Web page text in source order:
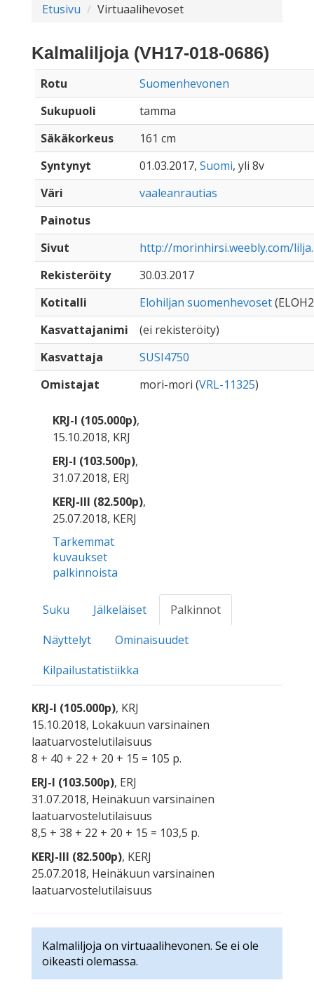
Etusivu Virtuaalihevoset
Kalmaliljoja (VH17-018-0686)
Rotu
Suomenhevonen
Sukupuoli
tamma
Säkäkorkeus
161 cm
Syntynyt
01.03.2017, Suomi, yli 8v
Väri
vaaleanrautias
Painotus
Sivut
http://morinhirsi.weebly.com/
Rekisteröity
30.03.2017
Kotitalli
Elohiljan suomenhevoset
Kasvattajanimi
(ei rekisteröity)
Kasvattaja
SUSI4750
Omistajat
mori-mori (VRL-11325)
KRJ-I (105.000p),
15.10.2018, KRJ
ERJ-I (103.500p),
31.07.2018, ERJ
KERJ-III (82.500p),
25.07.2018, KERJ
Tarkemmat
kuvaukset
palkinnoista
Suku Jälkeläiset
Palkinnot
Näyttelyt
Ominaisuudet
Kilpailustatistiikka
KRJ-I (105.000p), KRJ
15.10.2018, Lokakuun varsinainen
laatuarvostelutilaisuus
8 + 40 + 22 + 20 + 15 = 105 p.
ERJ-I (103.500p), ERJ
31.07.2018, Heinäkuun varsinainen
laatuarvostelutilaisuus
8,5 + 38 + 22 + 20 + 15 = 103,5 p.
KERJ-III (82.500p), KERJ
25.07.2018, Heinäkuun varsinainen
laatuarvostelutilaisuus
Kalmaliljoja on virtuaalihevonen. Se ei ole
oikeasti olemassa.